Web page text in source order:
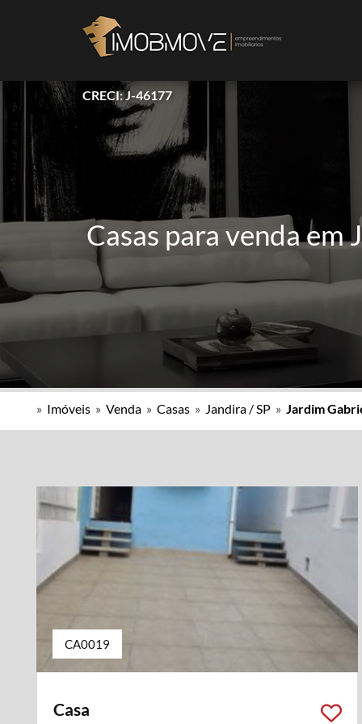
CRECI: J-46177
Casas para venda
» Imóveis » Venda » Casas » Jandira / SP » Jardim
CA0019
Casa